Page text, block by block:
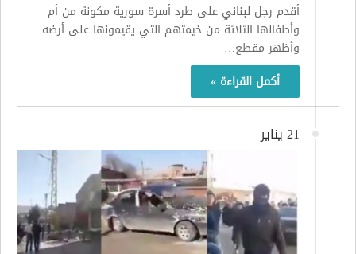
أقدم رجل لبناني على طرد أسرة سورية مكونة من أم
وأطفالها الثلاثة من خيمتهم التي يقيمونها على أرضه.
وأظهر مقطع…
أكمل القراءة »
21 يناير